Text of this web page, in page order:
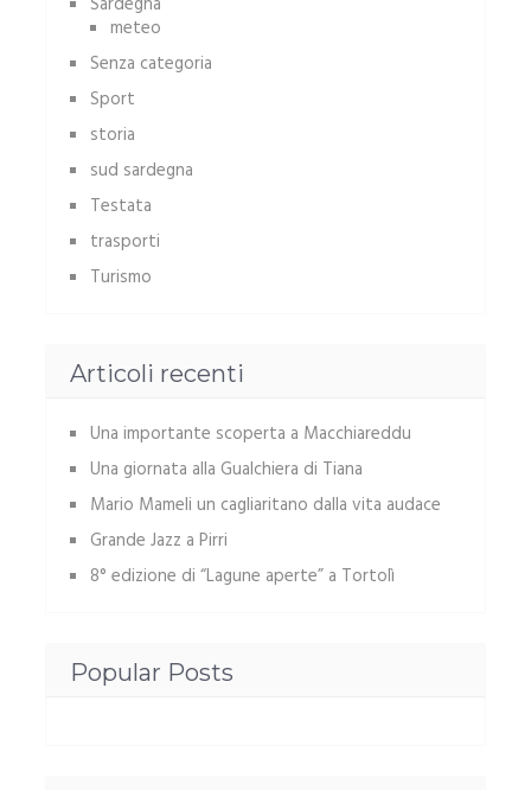
meteo
Senza categoria
Sport
storia
sud sardegna
Testata
trasporti
Turismo
Articoli recenti
Una importante scoperta a Macchiareddu
Una giornata alla Gualchiera di Tiana
Mario Mameli un cagliaritano dalla vita audace
Grande Jazz a Pirri
8° edizione di “Lagune aperte” a Tortolì
Popular Posts